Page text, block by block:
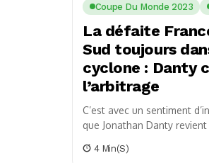
Coupe Du Monde 2023
La défaite
Sud toujours
cyclone : Danty
l’arbitrage
C’est avec un sentiment
que Jonathan Danty
4 Min(s)